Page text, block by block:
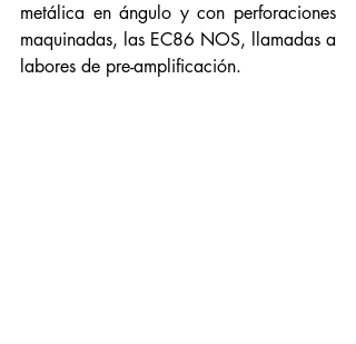
metálica en ángulo y con perforaciones
maquinadas, las EC86 NOS, llamadas a
labores de pre-amplificación.